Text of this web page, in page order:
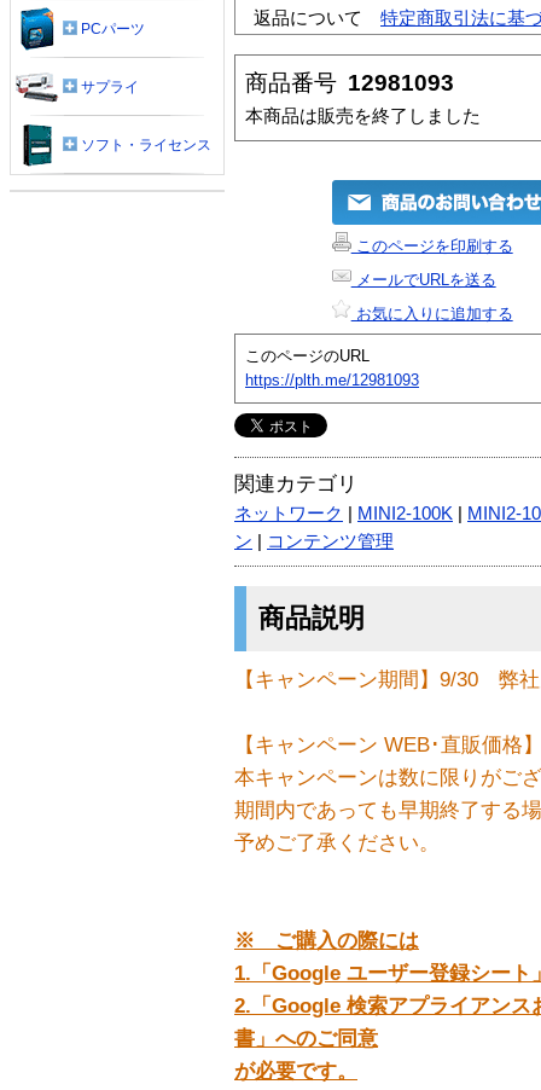
返品について
特定商取引法に基
商品番号 12981093
本商品は販売を終了しました
このページを印刷する
メールでURLを送る
お気に入りに追加する
このページのURL
https://plth.me/12981093
関連カテゴリ
ネットワーク MINI2-100K
MINI2-
ン
コンテンツ管理
商品説明
【キャンペーン期間】9/30 弊
【キャンペーン WEB･直販価
本キャンペーンは数に限りがご
期間内であっても早期終了する
予めご了承ください。
※ ご購入の際には
1.「Google ユーザー登録シート
2.「Google 検索アプライアン
書」へのご同意
が必要です。
PCパーツ
サプライ
ソフト・ライセンス